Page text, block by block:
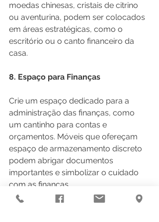
moedas chinesas, cristais de citrino
ou aventurina, podem ser colocados
em áreas estratégicas, como o
escritório ou o canto financeiro da
casa.
8. Espaço para Finanças
Crie um espaço dedicado para a
administração das finanças, como
um cantinho para contas e
orçamentos. Móveis que ofereçam
espaço de armazenamento discreto
podem abrigar documentos
importantes e simbolizar o cuidado
com as finanças.